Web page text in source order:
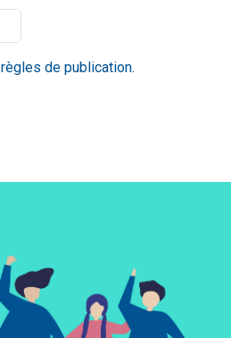
règles de publication.